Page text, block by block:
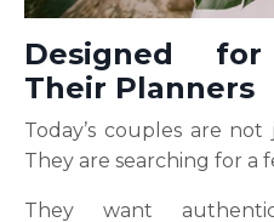
Designed for
Their Planners
Today’s couples are
They are searching for a
They want